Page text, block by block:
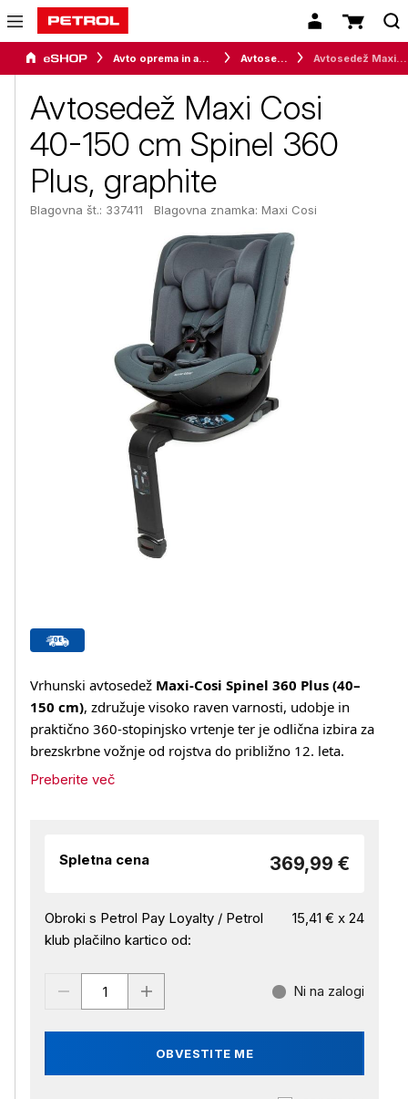
Avto oprema in avtomobilizem Avtosedeži Avtosedež Maxi Cosi 40-150 cm Spinel 360 Plus, graphite
Avtosedež Maxi Cosi
40-150 cm Spinel 360
Plus, graphite
Blagovna št.: 337411 Blagovna znamka: Maxi Cosi
Vrhunski avtosedež Maxi‑Cosi Spinel 360 Plus (40–
150 cm), združuje visoko raven varnosti, udobje in
praktično 360‑stopinjsko vrtenje ter je odlična izbira za
brezskrbne vožnje od rojstva do približno 12. leta.
Preberite več
Spletna cena 369,99 €
Obroki s Petrol Pay Loyalty / Petrol
klub plačilno kartico od:
15,41 € x 24
OBVESTITE ME
Ni na zalogi